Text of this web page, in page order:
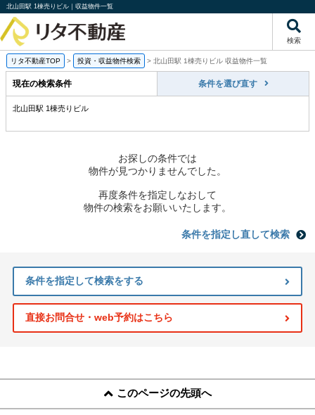
北山田駅 1棟売りビル｜収益物件一覧
検索
リタ不動産TOP > 投資・収益物件検索 > 北山田駅 1棟売りビル 収益物件一覧
現在の検索条件 条件を選び直す
北山田駅 1棟売りビル
お探しの条件では
物件が見つかりませんでした。
再度条件を指定しなおして
物件の検索をお願いいたします。
条件を指定し直して検索
条件を指定して検索をする
直接お問合せ・web予約はこちら
このページの先頭へ